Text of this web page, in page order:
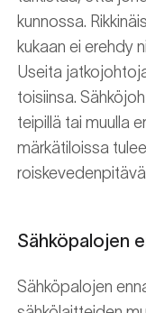
kunnossa.
kukaan ei erehdy
Useita
toisiinsa.
teipillä tai muulla
märkätiloissa
Sähköpalojen
Sähköpalojen